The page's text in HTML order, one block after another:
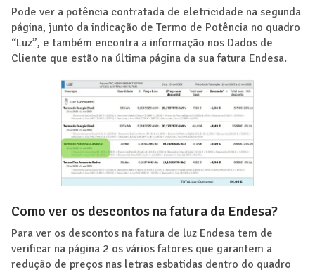
Pode ver a potência contratada de eletricidade na segunda
página, junto da indicação de Termo de Potência no quadro
“Luz”, e também encontra a informação nos Dados de
Cliente que estão na última página da sua fatura Endesa.
Como ver os descontos na fatura da Endesa?
Para ver os descontos na fatura de luz Endesa tem de
verificar na página 2 os vários fatores que garantem a
redução de preços nas letras esbatidas dentro do quadro